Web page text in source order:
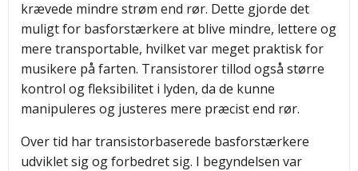
krævede mindre strøm end rør. Dette gjorde det
muligt for basforstærkere at blive mindre, lettere og
mere transportable, hvilket var meget praktisk for
musikere på farten. Transistorer tillod også større
kontrol og fleksibilitet i lyden, da de kunne
manipuleres og justeres mere præcist end rør.
Over tid har transistorbaserede basforstærkere
udviklet sig og forbedret sig. I begyndelsen var